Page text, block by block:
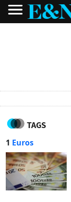
TAGS
1 Euros